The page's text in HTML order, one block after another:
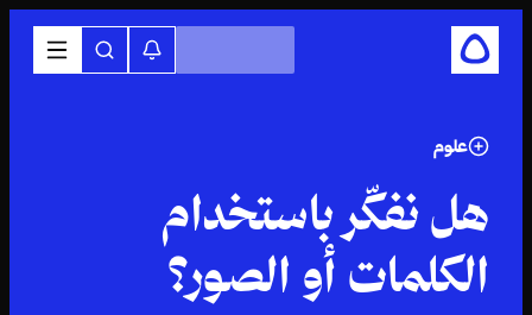
علوم
هل نفكّر باستخدام
الكلمات أو الصور؟